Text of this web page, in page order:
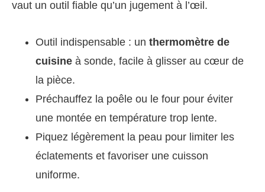
vaut un outil fiable qu’un jugement à l’œil.
Outil indispensable : un thermomètre de
cuisine à sonde, facile à glisser au cœur de
la pièce.
Préchauffez la poêle ou le four pour éviter
une montée en température trop lente.
Piquez légèrement la peau pour limiter les
éclatements et favoriser une cuisson
uniforme.